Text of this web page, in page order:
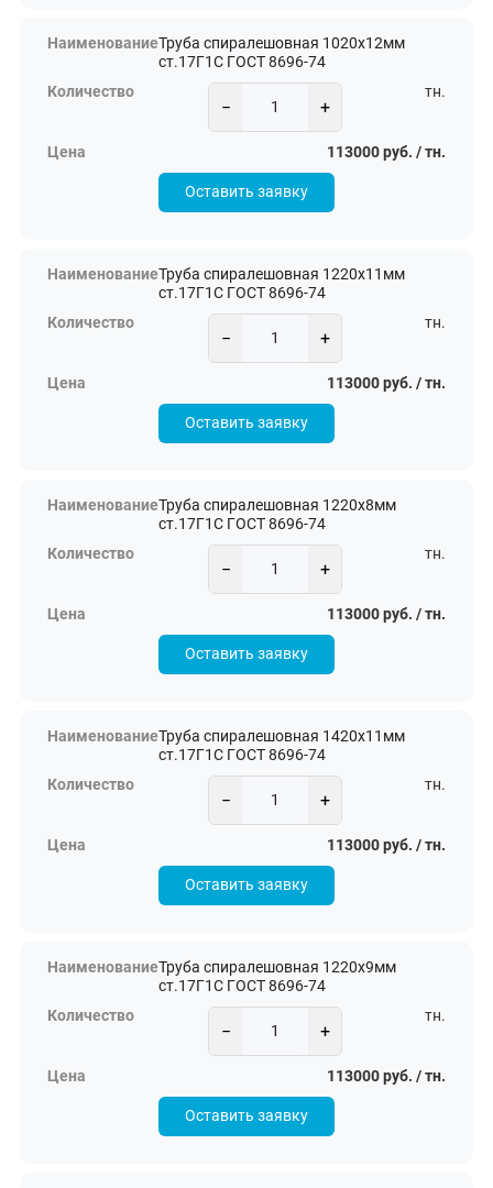
Труба спиралешовная 1020х12мм
ст.17Г1С ГОСТ 8696-74
− +
тн.
113000 руб. / тн.
Оставить заявку
Труба спиралешовная 1220х11мм
ст.17Г1С ГОСТ 8696-74
− +
тн.
113000 руб. / тн.
Оставить заявку
Труба спиралешовная 1220х8мм
ст.17Г1С ГОСТ 8696-74
− +
тн.
113000 руб. / тн.
Оставить заявку
Труба спиралешовная 1420х11мм
ст.17Г1С ГОСТ 8696-74
− +
тн.
113000 руб. / тн.
Оставить заявку
Труба спиралешовная 1220х9мм
ст.17Г1С ГОСТ 8696-74
− +
тн.
113000 руб. / тн.
Оставить заявку